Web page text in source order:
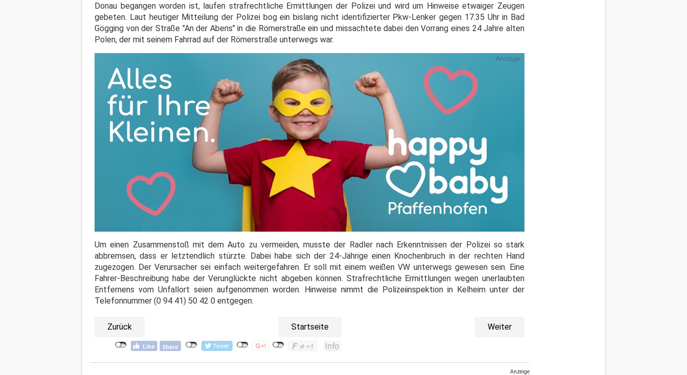
Donau begangen worden ist, laufen strafrechtliche Ermittlungen der Polizei und wird um Hinweise etwaiger Zeugen
gebeten. Laut heutiger Mitteilung der Polizei bog ein bislang nicht identifizierter Pkw-Lenker gegen 17.35 Uhr in Bad
Gögging von der Straße "An der Abens" in die Römerstraße ein und missachtete dabei den Vorrang eines 24 Jahre alten
Polen, der mit seinem Fahrrad auf der Römerstraße unterwegs war.
Um einen Zusammenstoß mit dem Auto zu vermeiden, musste der Radler nach Erkenntnissen der Polizei so stark
abbremsen, dass er letztendlich stürzte. Dabei habe sich der 24-Jährige einen Knochenbruch in der rechten Hand
zugezogen. Der Verursacher sei einfach weitergefahren. Er soll mit einem weißen VW unterwegs gewesen sein. Eine
Fahrer-Beschreibung habe der Verunglückte nicht abgeben können. Strafrechtliche Ermittlungen wegen unerlaubten
Entfernens vom Unfallort seien aufgenommen worden. Hinweise nimmt die Polizeiinspektion in Kelheim unter der
Telefonnummer (0 94 41) 50 42 0 entgegen.
Zurück Startseite Weiter
Anzeige